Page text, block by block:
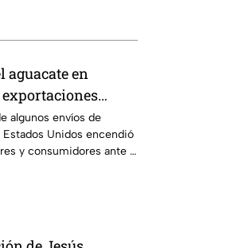
aguacate en
algunos envíos de
Unidos encendió
y consumidores ante la
los precios del llamado